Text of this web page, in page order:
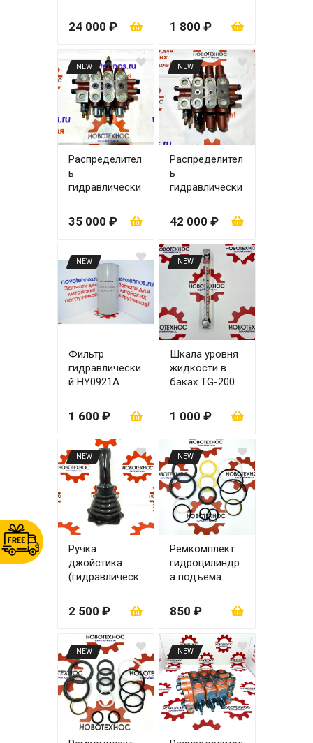
24 000 ₽ 1 800 ₽
NEW
Распределител
ь
гидравлически
погрузчик
ZL30
рычаги)
35 000 ₽
NEW
Распределител
ь
гидравлически
погрузчик
ZL30
(управление
джойстик)
42 000 ₽
NEW
Фильтр
гидравлически
й HY0921A
1 600 ₽
NEW
Шкала уровня
жидкости в
баках TG-200
1 000 ₽
NEW
Ручка
джойстика
(гидравлическ
2 500 ₽
NEW
Ремкомплект
гидроцилиндр
а подъема
80х45
850 ₽
NEW NEW